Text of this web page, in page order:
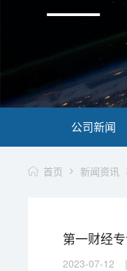
公司新闻
首页 新闻资讯
第一财经
2023-07-12 |